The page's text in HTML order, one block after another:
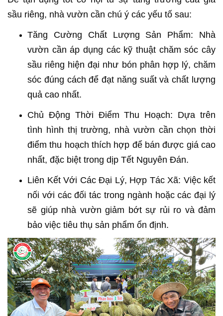
sầu riêng, nhà vườn cần chú ý các yếu tố sau:
Tăng Cường Chất Lượng Sản Phẩm: Nhà
vườn cần áp dụng các kỹ thuật chăm sóc cây
sầu riêng hiện đại như bón phân hợp lý, chăm
sóc đúng cách để đạt năng suất và chất lượng
quả cao nhất.
Chủ Động Thời Điểm Thu Hoạch: Dựa trên
tình hình thị trường, nhà vườn cần chọn thời
điểm thu hoạch thích hợp để bán được giá cao
nhất, đặc biệt trong dịp Tết Nguyên Đán.
Liên Kết Với Các Đại Lý, Hợp Tác Xã: Việc kết
nối với các đối tác trong ngành hoặc các đại lý
sẽ giúp nhà vườn giảm bớt sự rủi ro và đảm
bảo việc tiêu thụ sản phẩm ổn định.